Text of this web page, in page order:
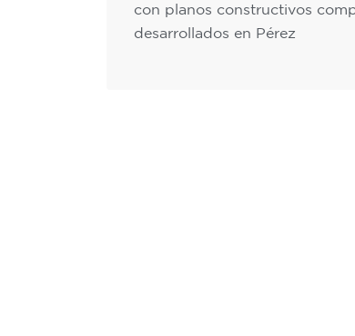
con planos constructivos
desarrollados en Pérez